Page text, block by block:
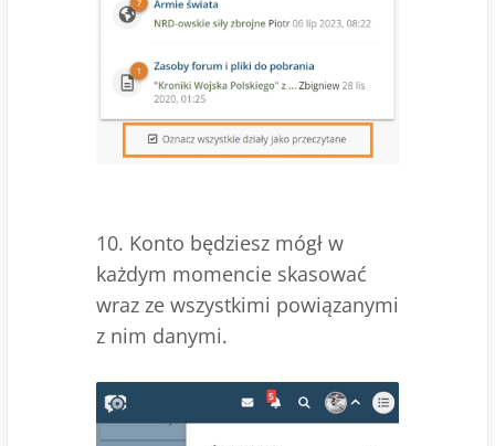
10. Konto będziesz mógł w
każdym momencie skasować
wraz ze wszystkimi powiązanymi
z nim danymi.